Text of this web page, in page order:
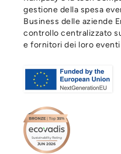
gestione della spesa
Business delle aziende
controllo centralizzato
e fornitori dei loro eventi